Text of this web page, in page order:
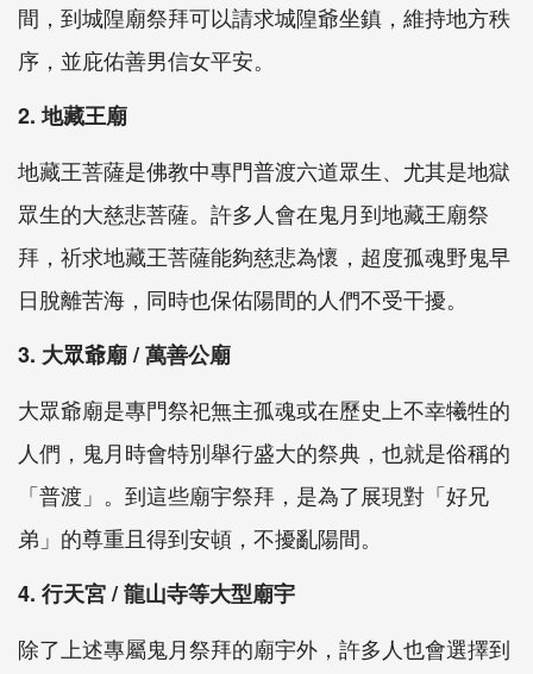
間，到城隍廟祭拜可以請求城隍爺坐鎮，維持地方秩
序，並庇佑善男信女平安。
2. 地藏王廟
地藏王菩薩是佛教中專門普渡六道眾生、尤其是地獄
眾生的大慈悲菩薩。許多人會在鬼月到地藏王廟祭
拜，祈求地藏王菩薩能夠慈悲為懷，超度孤魂野鬼早
日脫離苦海，同時也保佑陽間的人們不受干擾。
3. 大眾爺廟 / 萬善公廟
大眾爺廟是專門祭祀無主孤魂或在歷史上不幸犧牲的
人們，鬼月時會特別舉行盛大的祭典，也就是俗稱的
「普渡」。到這些廟宇祭拜，是為了展現對「好兄
弟」的尊重且得到安頓，不擾亂陽間。
4. 行天宮 / 龍山寺等大型廟宇
除了上述專屬鬼月祭拜的廟宇外，許多人也會選擇到